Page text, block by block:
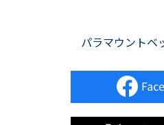
パラマウントベ